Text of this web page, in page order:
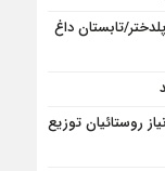
تابستان داغ
روستائیان توزیع